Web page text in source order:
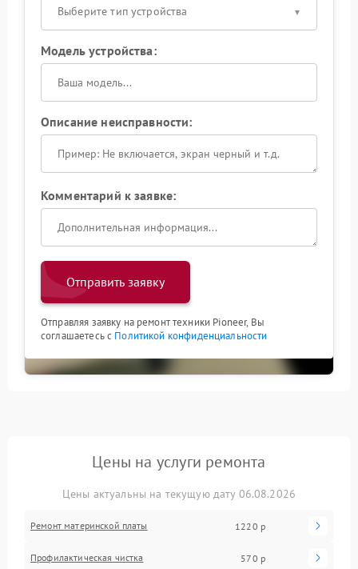
Выберите тип устройства
Модель устройства:
Описание неисправности:
Комментарий к заявке:
Отправить заявку
Отправляя заявку на ремонт техники Pioneer, Вы
соглашаетесь с Политикой конфиденциальности
Цены на услуги ремонта
Цены актуальны на текущую дату 06.08.2026
Ремонт материнской платы 1220 р
Профилактическая чистка 570 р